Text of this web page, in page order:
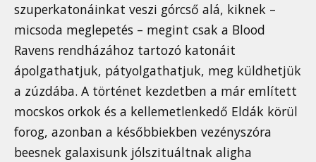
szuperkatonáinkat veszi górcső alá, kiknek –
micsoda meglepetés – megint csak a Blood
Ravens rendházához tartozó katonáit
ápolgathatjuk, pátyolgathatjuk, meg küldhetjük
a zúzdába. A történet kezdetben a már említett
mocskos orkok és a kellemetlenkedő Eldák körül
forog, azonban a későbbiekben vezényszóra
beesnek galaxisunk jólszituáltnak aligha